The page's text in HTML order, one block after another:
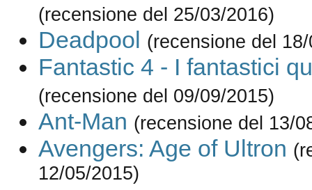
(recensione del 25/03/2016)
Deadpool (recensione del
Fantastic 4 - I fantastici
(recensione del 09/09/2015)
Ant-Man (recensione del 13/
Avengers: Age of Ultron
12/05/2015)